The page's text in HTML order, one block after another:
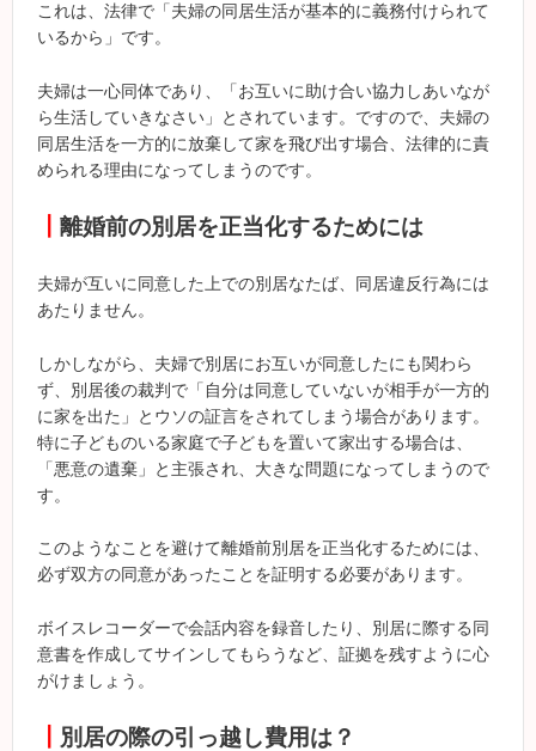
これは、法律で「夫婦の同居生活が基本的に義務付けられて
いるから」です。
夫婦は一心同体であり、「お互いに助け合い協力しあいなが
ら生活していきなさい」とされています。ですので、夫婦の
同居生活を一方的に放棄して家を飛び出す場合、法律的に責
められる理由になってしまうのです。
離婚前の別居を正当化するためには
夫婦が互いに同意した上での別居なたば、同居違反行為には
あたりません。
しかしながら、夫婦で別居にお互いが同意したにも関わら
ず、別居後の裁判で「自分は同意していないが相手が一方的
に家を出た」とウソの証言をされてしまう場合があります。
特に子どものいる家庭で子どもを置いて家出する場合は、
「悪意の遺棄」と主張され、大きな問題になってしまうので
す。
このようなことを避けて離婚前別居を正当化するためには、
必ず双方の同意があったことを証明する必要があります。
ボイスレコーダーで会話内容を録音したり、別居に際する同
意書を作成してサインしてもらうなど、証拠を残すように心
がけましょう。
別居の際の引っ越し費用は？